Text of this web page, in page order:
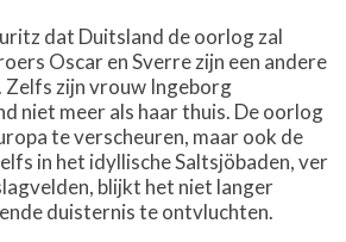
dat Duitsland de oorlog zal
Oscar en Sverre zijn een andere
Zelfs zijn vrouw Ingeborg
niet meer als haar thuis. De oorlog
te verscheuren, maar ook de
in het idyllische Saltsjöbaden, ver
blijkt het niet langer
duisternis te ontvluchten.